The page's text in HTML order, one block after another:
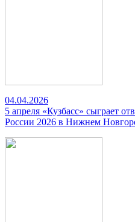
04.04.2026
5 апреля «Кузбасс» сыграет
России 2026 в Нижнем